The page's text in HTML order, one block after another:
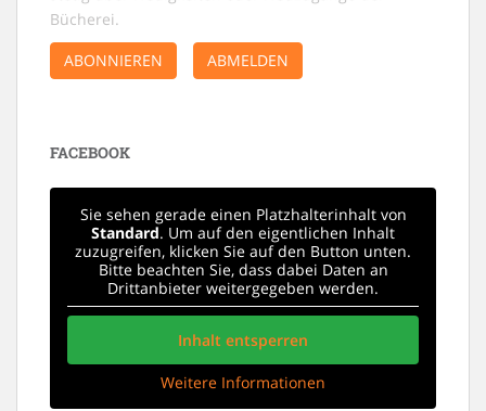
Bücherei.
ABONNIEREN
ABMELDEN
FACEBOOK
Sie sehen gerade einen Platzhalterinhalt von
Standard. Um auf den eigentlichen Inhalt
zuzugreifen, klicken Sie auf den Button unten.
Bitte beachten Sie, dass dabei Daten an
Drittanbieter weitergegeben werden.
Inhalt entsperren
Weitere Informationen